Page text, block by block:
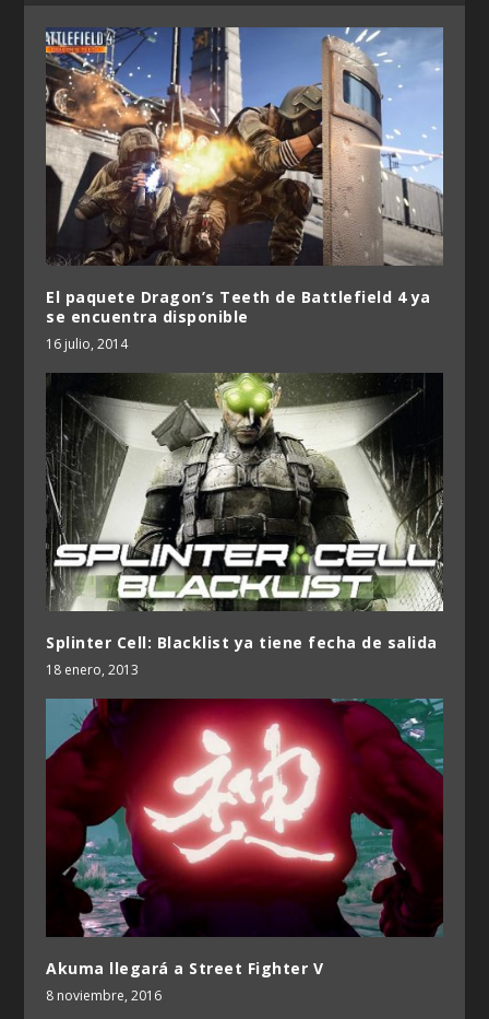
El paquete Dragon’s Teeth de Battlefield 4 ya
se encuentra disponible
16 julio, 2014
Splinter Cell: Blacklist ya tiene fecha de salida
18 enero, 2013
Akuma llegará a Street Fighter V
8 noviembre, 2016